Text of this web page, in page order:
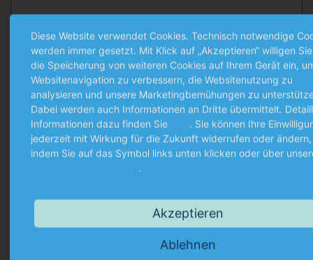
Datenfreigabe & Datenschutzerklärung
Mit Klick auf den Button "Bewerbung jetzt einreichen"
bestätigen Sie, dass Sie unsereDatenschutzerklärung
gelesen haben.
Diese Website verwendet Cookies. Technisch notwendige
werden immer gesetzt. Mit Klick auf „Akzeptieren“ willigen
die Speicherung von weiteren Cookies auf Ihrem Gerät ein,
Websitenavigation zu verbessern, die Websitenutzung zu
analysieren und unsere Marketingbemühungen zu
Dabei werden auch Informationen an Dritte übermittelt.
Informationen dazu finden Sie
. Sie können Ihre
jederzeit mit Wirkung für die Zukunft widerrufen oder ändern,
indem Sie auf das Symbol links unten klicken oder über
.
Akzeptieren
Ablehnen